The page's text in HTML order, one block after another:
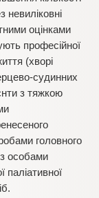
невиліковні
оцінками
професійної
(хворі
судинних
з тяжкою
головного
особами
паліативної